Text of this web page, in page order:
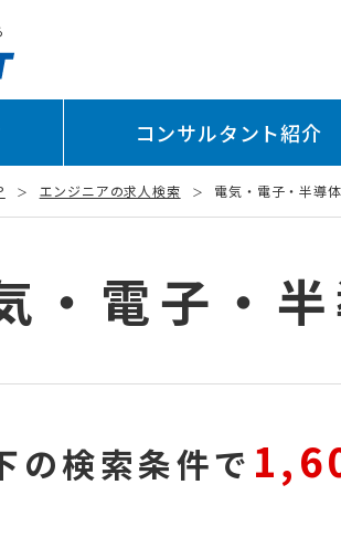
コンサルタント紹介
エンジニアの求人検索 電気・電子・半導
・電子・
の検索条件で